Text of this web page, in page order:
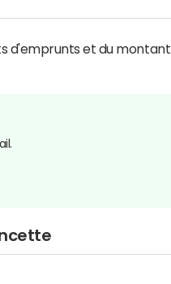
d'emprunts et du montant